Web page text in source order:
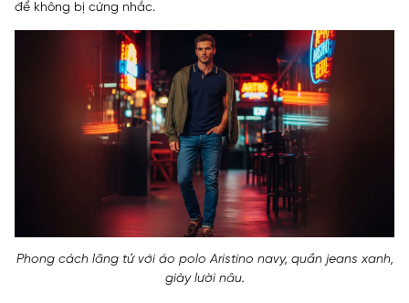
để không bị cứng nhắc.
Phong cách lãng tử với áo polo Aristino navy, quần jeans xanh,
giày lười nâu.